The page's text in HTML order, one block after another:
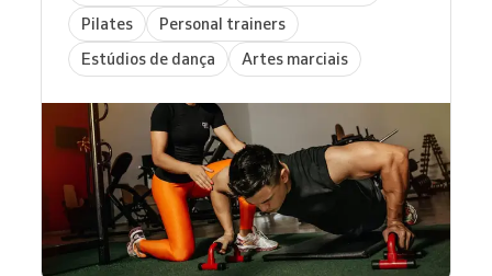
Pilates
Personal trainers
Estúdios de dança
Artes marciais